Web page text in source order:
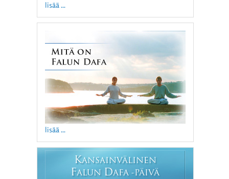
lisää ...
lisää ...
KANSAINVÄLINEN
FALUN DAFA -PÄIVÄ